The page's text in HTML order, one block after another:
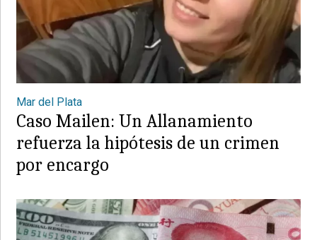
Mar del Plata
Caso Mailen: Un Allanamiento
refuerza la hipótesis de un crimen
por encargo